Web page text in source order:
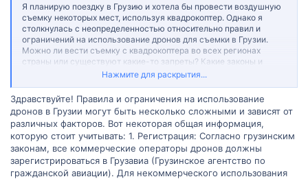
Я планирую поездку в Грузию и хотела бы провести воздушную
съемку некоторых мест, используя квадрокоптер. Однако я
столкнулась с неопределенностью относительно правил и
ограничений на использование дронов для съемки в Грузии.
Можно ли вести съемку с квадрокоптера во всех регионах
страны или существуют какие-то запреты? Какие законы и
регулирования следует учитывать?
Если у вас есть информация или личный опыт по этой теме, я
была бы очень благодарна за вашу помощь. Ваши советы по
этому вопросу могут быть очень полезными для меня и других
участников форума, которые также могут искать подобную
информацию.
Заранее благодарю вас за любую информацию и советы!
Нажмите для раскрытия...
Здравствуйте! Правила и ограничения на использование
дронов в Грузии могут быть несколько сложными и зависят от
различных факторов. Вот некоторая общая информация,
которую стоит учитывать: 1. Регистрация: Согласно грузинским
законам, все коммерческие операторы дронов должны
зарегистрироваться в Грузавиа (Грузинское агентство по
гражданской авиации). Для некоммерческого использования